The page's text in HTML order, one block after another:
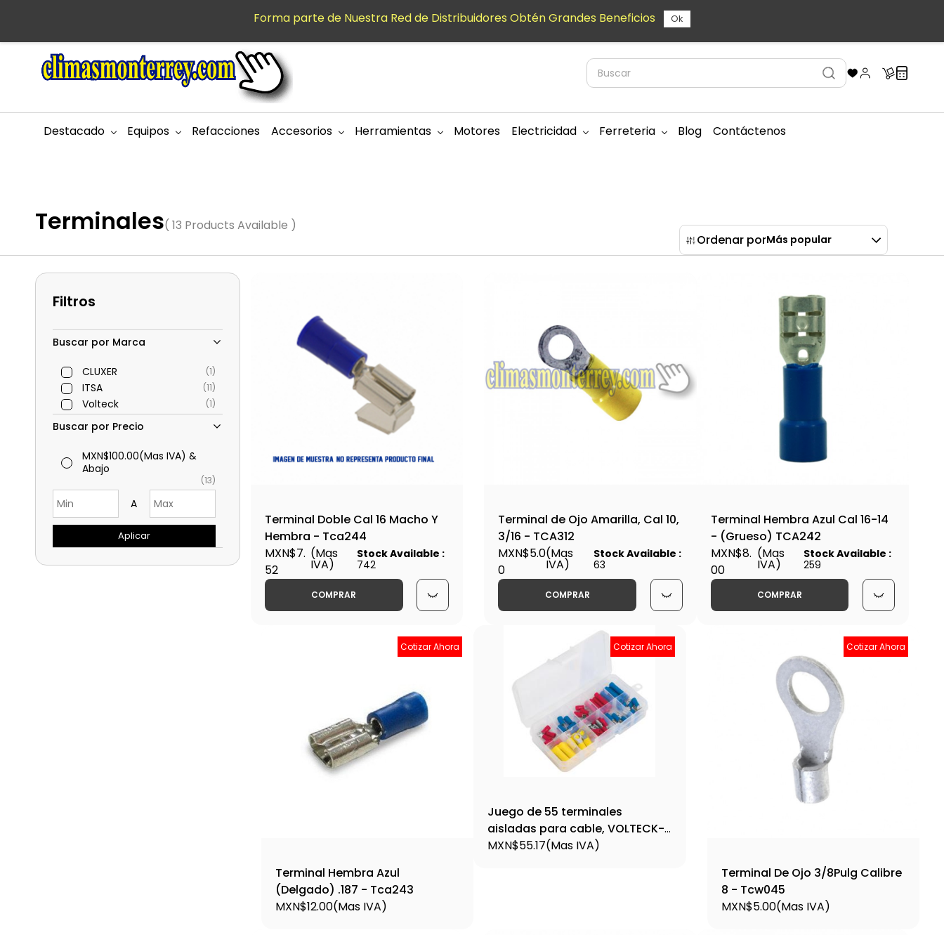
principal
Destacado Equipos Refacciones Accesorios Herramientas Motores Electricidad Ferreteria Blog Contáctenos
Terminales( 13 Products Available )
Ordenar porMás popular
Filtros
Buscar por Marca
CLUXER (1)
ITSA (11)
Volteck (1)
Buscar por Precio
MXN$100.00(Mas IVA) &
Abajo
(13)
A
Aplicar
Terminal Doble Cal 16 Macho Y
Hembra - Tca244
MXN$7.
52
(Mas
IVA)
Stock Available :
742
COMPRAR
Terminal de Ojo Amarilla, Cal 10,
3/16 - TCA312
MXN$5.0
0
(Mas
IVA)
Stock Available :
63
COMPRAR
Terminal Hembra Azul Cal 16-14
- (Grueso) TCA242
MXN$8.
00
(Mas
IVA)
Stock Available :
259
COMPRAR
Cotizar Ahora
Terminal Hembra Azul
(Delgado) .187 - Tca243
MXN$12.00(Mas IVA)
Cotizar Ahora
Juego de 55 terminales
aisladas para cable, VOLTECK-
TERA-K55 / 48142
MXN$55.17(Mas IVA)
Cotizar Ahora
Terminal De Ojo 3/8Pulg Calibre
8 - Tcw045
MXN$5.00(Mas IVA)
Forma parte de Nuestra Red de Distribuidores Obtén Grandes Beneficios Ok